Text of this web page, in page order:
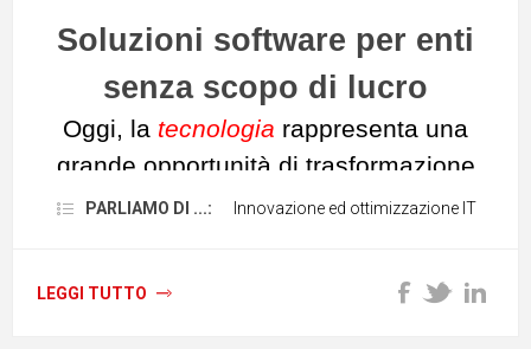
Soluzioni software per enti
senza scopo di lucro
Oggi, la tecnologia rappresenta una
grande opportunità di trasformazione
per leorganizzazioni non profit. Le
comunicazione sono in piena
espansione, gli enti senza scopo di
PARLIAMO DI ...: Innovazione ed ottimizzazione IT
LEGGI TUTTO